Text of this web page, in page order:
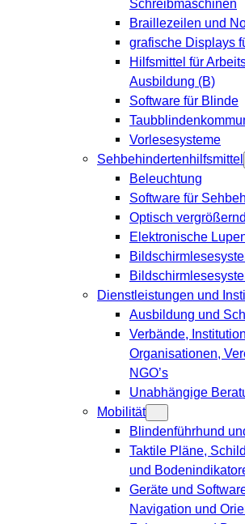
Schreibmaschinen
Braillezeilen und
grafische Displays
Hilfsmittel für
Ausbildung (B)
Software für Blinde
Vorlesesysteme
Sehbehindertenhilfsmittel
Beleuchtung
Software für
Optisch
Elektronische
Dienstleistungen und
Ausbildung und
Verbände,
Organisationen,
NGO’s
Unabhängige
Mobilität
Blindenführhund
Taktile Pläne,
und
Geräte und
Navigation und